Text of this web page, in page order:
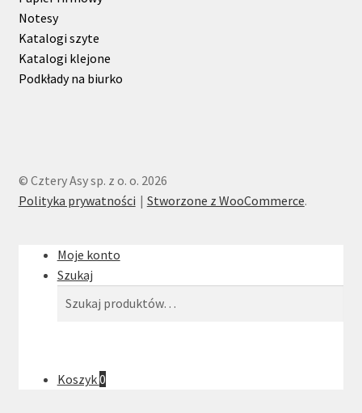
Notesy
Katalogi szyte
Katalogi klejone
Podkłady na biurko
© Cztery Asy sp. z o. o. 2026
Polityka prywatności
Stworzone z WooCommerce.
Moje konto
Szukaj
Koszyk0